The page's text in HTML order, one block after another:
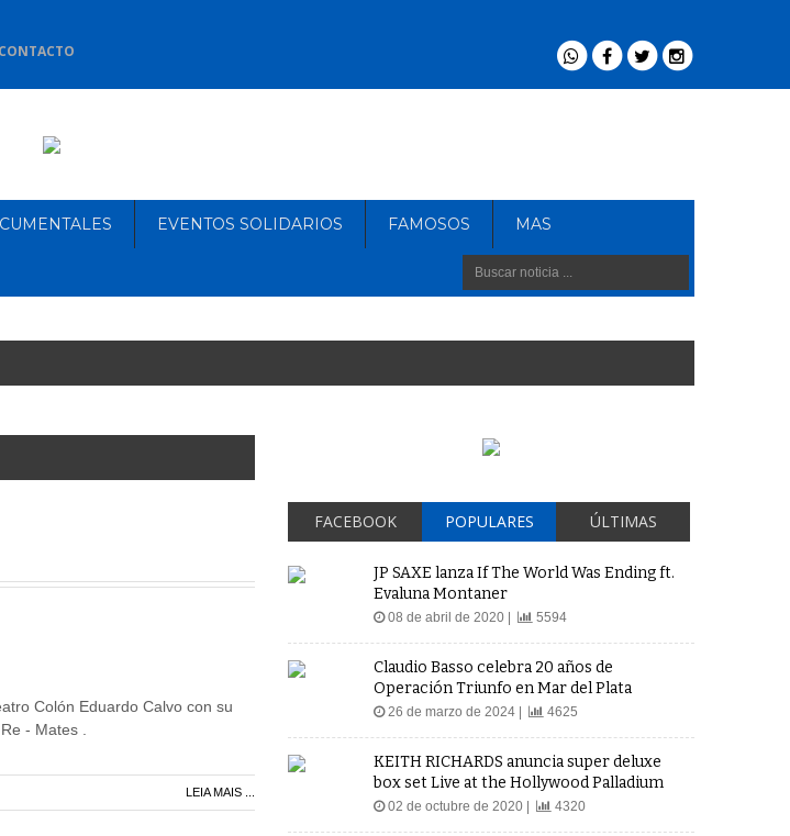
CONTACTO
EVENTOS SOLIDARIOS FAMOSOS MAS
Colón Eduardo Calvo con su
- Mates .
LEIA MAIS ...
FACEBOOK POPULARES ÚLTIMAS
JP SAXE lanza If The World Was Ending ft.
Evaluna Montaner
08 de abril de 2020 | 5594
Claudio Basso celebra 20 años de
Operación Triunfo en Mar del Plata
26 de marzo de 2024 | 4625
KEITH RICHARDS anuncia super deluxe
box set Live at the Hollywood Palladium
02 de octubre de 2020 | 4320